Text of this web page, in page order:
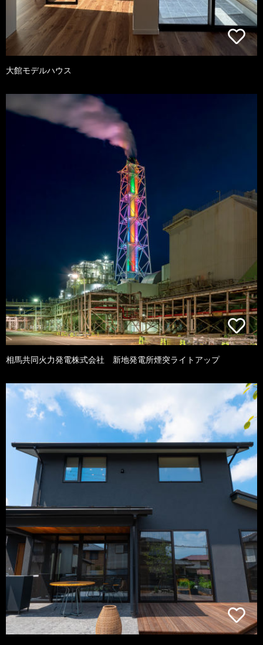
大館モデルハウス
相馬共同火力発電株式会社 新地発電所煙突ライトアップ